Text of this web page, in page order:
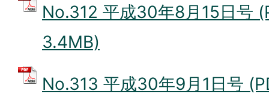
No.312 平成30年8月15日号
3.4MB)
No.313 平成30年9月1日号